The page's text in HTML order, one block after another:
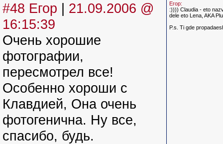
#48 Егор | 21.09.2006 @
16:15:39
Очень хорошие
фотографии,
пересмотрел все!
Особенно хороши с
Клавдией, Она очень
фотогенична. Ну все,
спасибо, будь.
Егор:
:)))) Claudia - eto
dele eto Lena, AKA
P.s. Ti gde